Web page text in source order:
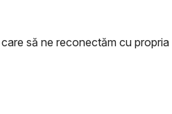
să ne reconectăm cu